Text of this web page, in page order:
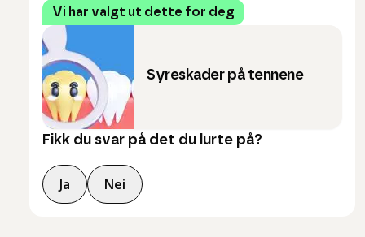
Vi har valgt ut dette for deg
Syreskader på tennene
Fikk du svar på det du lurte på?
Ja Nei